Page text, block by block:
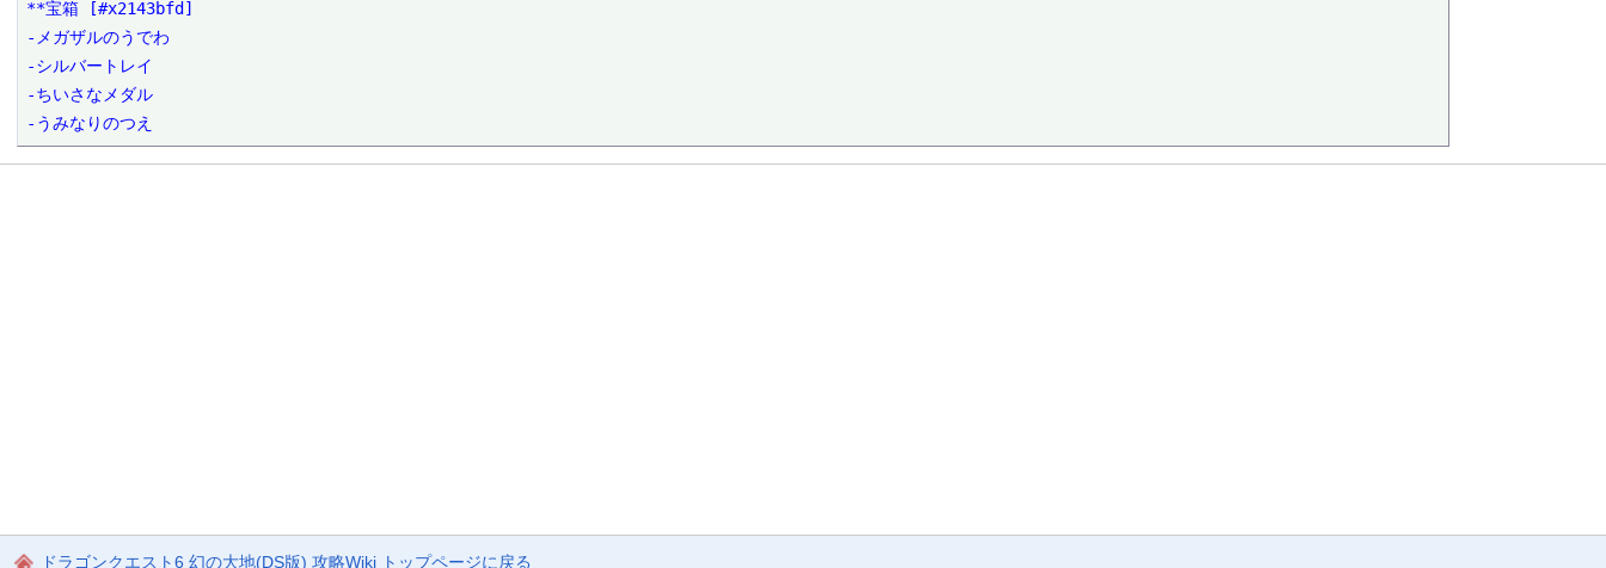
**宝箱 [#x2143bfd]
-メガザルのうでわ
-シルバートレイ
-ちいさなメダル
-うみなりのつえ
ドラゴンクエスト6 幻の大地(DS版) 攻略Wiki トップページに戻る